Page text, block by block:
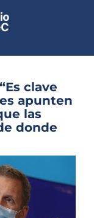
vivo
clave
apunten
las
donde